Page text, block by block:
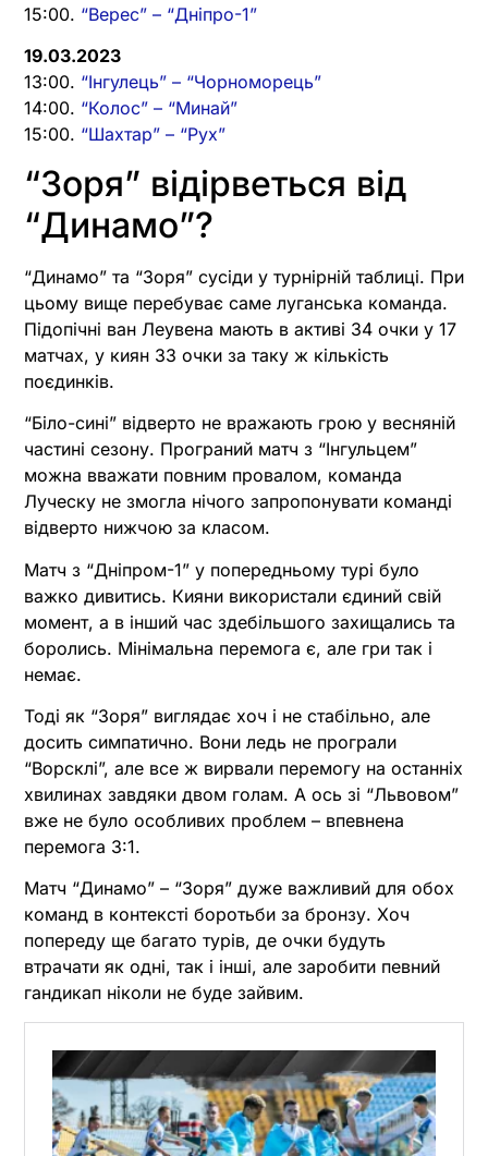
15:00. “Верес” – “Дніпро-1”
19.03.2023
13:00. “Інгулець” – “Чорноморець”
14:00. “Колос” – “Минай”
15:00. “Шахтар” – “Рух”
“Зоря” відірветься від
“Динамо”?
“Динамо” та “Зоря” сусіди у турнірній таблиці. При
цьому вище перебуває саме луганська команда.
Підопічні ван Леувена мають в активі 34 очки у 17
матчах, у киян 33 очки за таку ж кількість
поєдинків.
“Біло-сині” відверто не вражають грою у весняній
частині сезону. Програний матч з “Інгульцем”
можна вважати повним провалом, команда
Луческу не змогла нічого запропонувати команді
відверто нижчою за класом.
Матч з “Дніпром-1” у попередньому турі було
важко дивитись. Кияни використали єдиний свій
момент, а в інший час здебільшого захищались та
боролись. Мінімальна перемога є, але гри так і
немає.
Тоді як “Зоря” виглядає хоч і не стабільно, але
досить симпатично. Вони ледь не програли
“Ворсклі”, але все ж вирвали перемогу на останніх
хвилинах завдяки двом голам. А ось зі “Львовом”
вже не було особливих проблем – впевнена
перемога 3:1.
Матч “Динамо” – “Зоря” дуже важливий для обох
команд в контексті боротьби за бронзу. Хоч
попереду ще багато турів, де очки будуть
втрачати як одні, так і інші, але заробити певний
гандикап ніколи не буде зайвим.